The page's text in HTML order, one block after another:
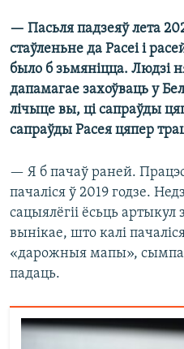
— Пасьля падзеяў лета
стаўленьне да Расеі і
было б зьмяніцца. Людзі
дапамагае захоўваць у
лічыце вы, ці сапраўды
сапраўды Расея цяпер
— Я б пачаў раней.
пачаліся ў 2019 годзе.
сацыялёгіі ёсьць артыкул
вынікае, што калі
«дарожныя мапы»,
падаць.